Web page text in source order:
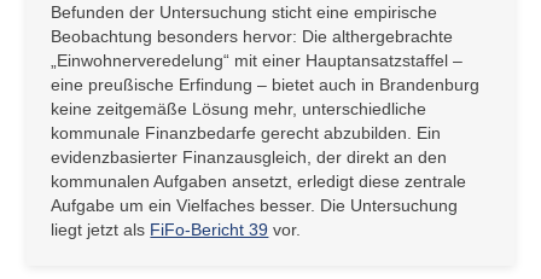
Befunden der Untersuchung sticht eine empirische
Beobachtung besonders hervor: Die althergebrachte
„Einwohnerveredelung“ mit einer Hauptansatzstaffel –
eine preußische Erfindung – bietet auch in Brandenburg
keine zeitgemäße Lösung mehr, unterschiedliche
kommunale Finanzbedarfe gerecht abzubilden. Ein
evidenzbasierter Finanzausgleich, der direkt an den
kommunalen Aufgaben ansetzt, erledigt diese zentrale
Aufgabe um ein Vielfaches besser. Die Untersuchung
liegt jetzt als FiFo-Bericht 39 vor.